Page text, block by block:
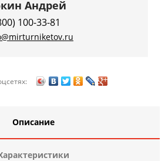
Андрей
100-33-81
Описание